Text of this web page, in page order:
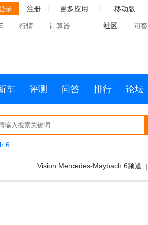
录 注册 更多应用 移动版
行情 计算器 社区 问答
车 评测 问答 排行 论坛
6
Vision Mercedes-Maybach 6频道